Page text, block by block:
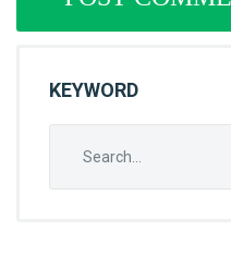
KEYWORD